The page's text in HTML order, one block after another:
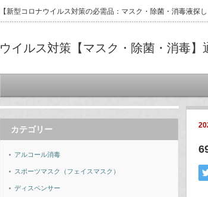
【新型コロナウイルス対策の必需品：マスク・除菌・消毒液探
ウイルス対策【マスク・除菌・消毒】
カテゴリー
アルコール消毒
スポーツマスク（フェイスマスク）
ディスペンサー